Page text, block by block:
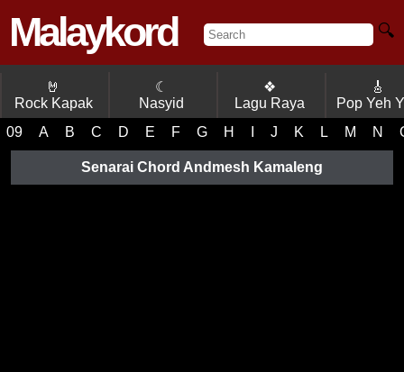
Malaykord 🔍
🤘
Rock Kapak
☾
Nasyid
❖
Lagu Raya
🎸
Pop Yeh
09
A B C D E F G H J K L M N
Senarai Chord Andmesh Kamaleng